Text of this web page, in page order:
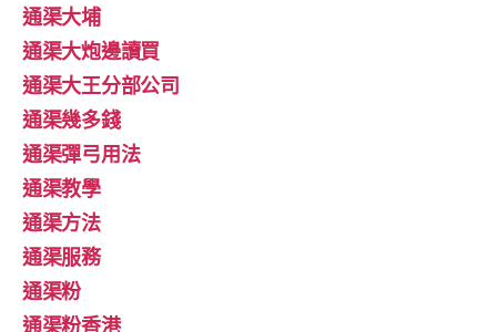
通渠大埔
通渠大炮邊讀買
通渠大王分部公司
通渠幾多錢
通渠彈弓用法
通渠教學
通渠方法
通渠服務
通渠粉
通渠粉香港